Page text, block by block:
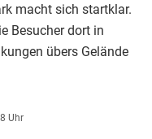
macht sich startklar.
Besucher dort in
übers Gelände
Uhr